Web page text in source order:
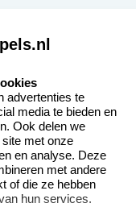
opnemen
gestelde vragen
advertenties te
media te bieden en
Ook delen we
met onze
en analyse. Deze
met andere
of die ze hebben
hun services.